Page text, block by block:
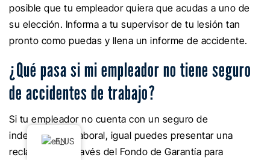
posible que tu empleador quiera que acudas a uno de
su elección. Informa a tu supervisor de tu lesión tan
pronto como puedas y llena un informe de accidente.
¿Qué pasa si mi empleador no tiene seguro
de accidentes de trabajo?
Si tu empleador no cuenta con un seguro de
indemnización laboral, igual puedes presentar una
reclamación a través del Fondo de Garantía para
EN